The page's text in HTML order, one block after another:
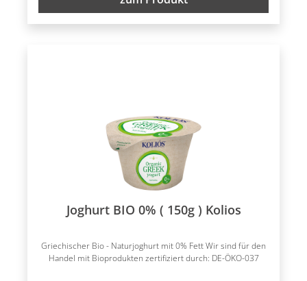
Joghurt BIO 0% ( 150g ) Kolios
Griechischer Bio - Naturjoghurt mit 0% Fett Wir sind für den
Handel mit Bioprodukten zertifiziert durch: DE-ÖKO-037